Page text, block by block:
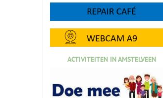
ACTIVITEITEN IN AMSTELVEEN